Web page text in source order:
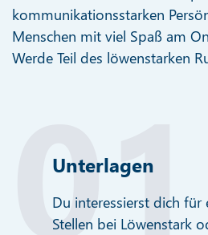
kommunikationsstarken
Menschen mit viel Spaß am
Werde Teil des löwenstarken
Unterlagen
Du interessierst dich für
Stellen bei Löwenstark